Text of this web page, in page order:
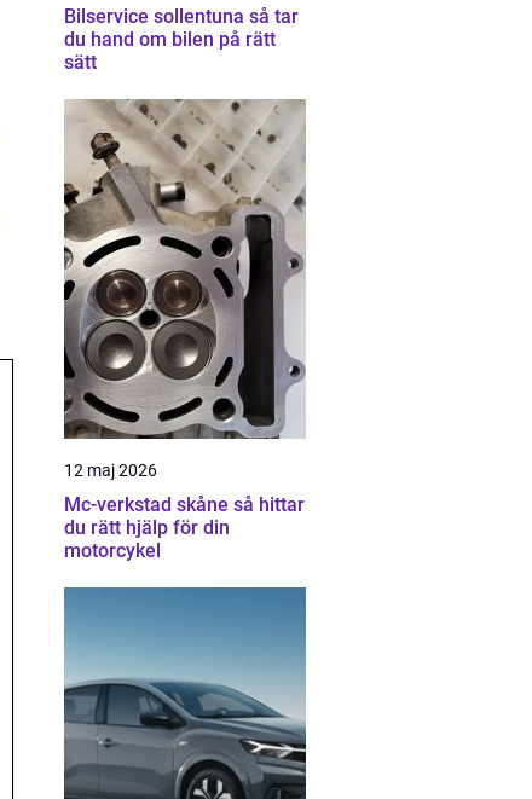
Bilservice sollentuna så tar
du hand om bilen på rätt
sätt
12 maj 2026
Mc-verkstad skåne så hittar
du rätt hjälp för din
motorcykel